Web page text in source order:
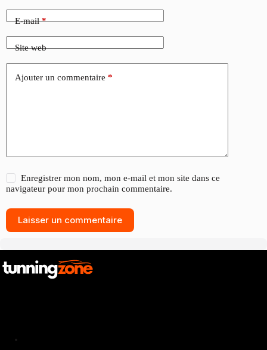
E-mail*
Site web
Ajouter un commentaire *
Enregistrer mon nom, mon e-mail et mon site dans ce
navigateur pour mon prochain commentaire.
Laisser un commentaire